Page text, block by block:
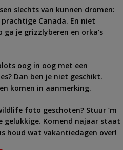
slechts van kunnen dromen:
Canada. En niet
je grizzlyberen en orka’s
oog in oog met een
Dan ben je niet geschikt.
komen in aanmerking.
foto geschoten? Stuur ‘m
gelukkige. Komend najaar staat
houd wat vakantiedagen over!